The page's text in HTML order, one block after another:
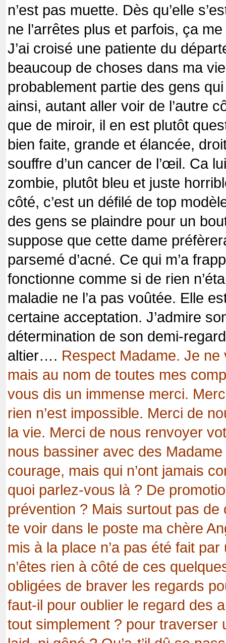
n’est pas muette. Dès qu’elle
ne l’arrêtes plus et parfois, ça
J’ai croisé une patiente du
beaucoup de choses dans ma
probablement partie des gens
ainsi, autant aller voir de l’autre
que de miroir, il en est plutôt
bien faite, grande et élancée,
souffre d’un cancer de l’œil. Ca
zombie, plutôt bleu et juste
côté, c’est un défilé de top
des gens se plaindre pour un
suppose que cette dame
parsemé d’acné. Ce qui m’a
fonctionne comme si de rien
maladie ne l’a pas voûtée. Elle
certaine acceptation. J’admire
détermination de son demi-
altier…. Respect Madame. Je
mais au nom de toutes mes
vous dis un immense merci.
rien n’est impossible. Merci de
la vie. Merci de nous renvoyer
nous bassiner avec des
courage, mais qui n’ont jamais
quoi parlez-vous là ? De
prévention ? Mais surtout pas de
te voir dans le poste ma chère
mis à la place n’a pas été fait
n’êtes rien à côté de ces
obligées de braver les regards
faut-il pour oublier le regard des
tout simplement ? pour traverser